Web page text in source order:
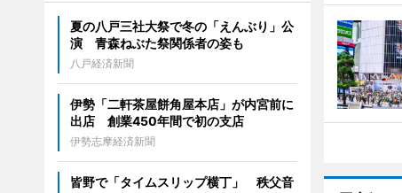
夏の八戸三社大祭で冬の「えんぶり」公
演 青森ねぶた祭関係者の姿も
八戸経済新聞
伊勢「二軒茶屋餅角屋本店」が内宮前に
出店 創業450年間で初の支店
伊勢志摩経済新聞
皆野で「タイムスリップ横丁」 秩父音